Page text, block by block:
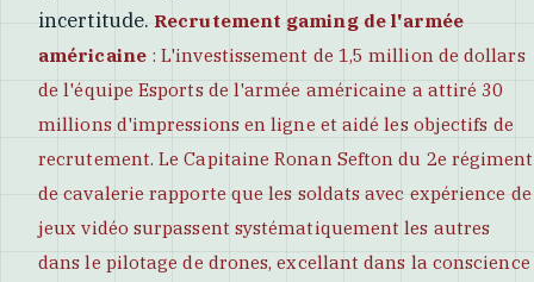
incertitude. Recrutement gaming de l'armée
américaine: L'investissement de 1,5 million de dollars
de l'équipe Esports de l'armée américaine a attiré 30
millions d'impressions en ligne et aidé les objectifs de
recrutement. Le Capitaine Ronan Sefton du 2e régiment
de cavalerie rapporte que les soldats avec expérience de
jeux vidéo surpassent systématiquement les autres
dans le pilotage de drones, excellant dans la conscience